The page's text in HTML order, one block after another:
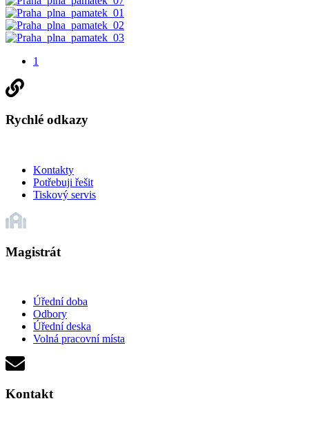
1
Rychlé odkazy
Kontakty
Potřebuji řešit
Tiskový servis
Magistrát
Úřední doba
Odbory
Úřední deska
Volná pracovní místa
Kontakt